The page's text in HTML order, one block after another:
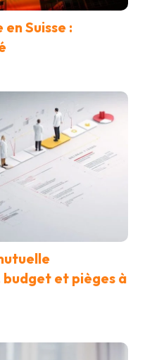
Suisse :
budget et pièges à